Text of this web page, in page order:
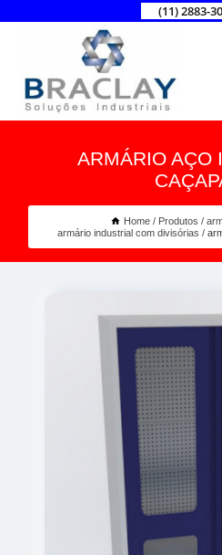
(11) 2883-
ARMÁRIO AÇO
Home Produtos
armário industrial com divisórias